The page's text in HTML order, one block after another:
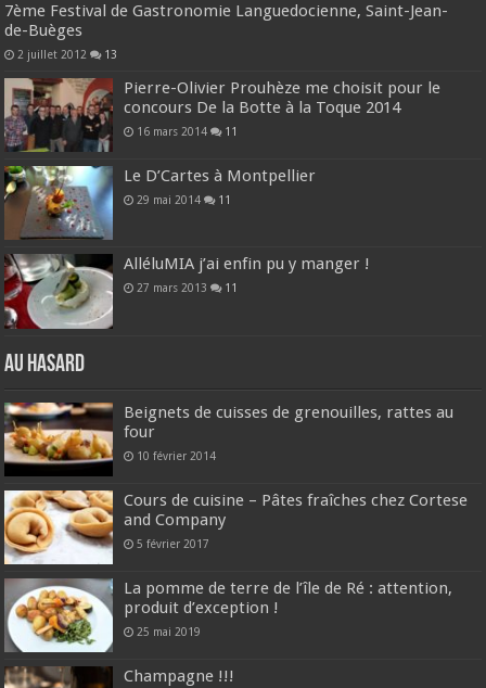
7ème Festival de Gastronomie Languedocienne, Saint-Jean-
de-Buèges
2 juillet 2012 13
Pierre-Olivier Prouhèze me choisit pour le
concours De la Botte à la Toque 2014
16 mars 2014 11
Le D’Cartes à Montpellier
29 mai 2014 11
AlléluMIA j’ai enfin pu y manger !
27 mars 2013 11
Au hasard
Beignets de cuisses de grenouilles, rattes au
four
10 février 2014
Cours de cuisine – Pâtes fraîches chez Cortese
and Company
5 février 2017
La pomme de terre de l’île de Ré : attention,
produit d’exception !
25 mai 2019
Champagne !!!